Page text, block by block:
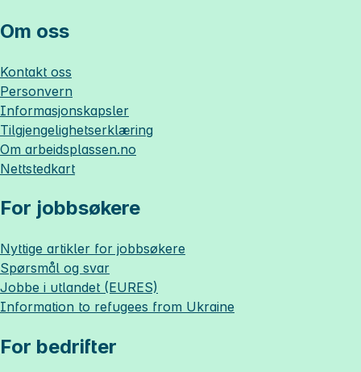
Om oss
Kontakt oss
Personvern
Informasjonskapsler
Tilgjengelighetserklæring
Om arbeidsplassen.no
Nettstedkart
For jobbsøkere
Nyttige artikler for jobbsøkere
Spørsmål og svar
Jobbe i utlandet (EURES)
Information to refugees from Ukraine
For bedrifter